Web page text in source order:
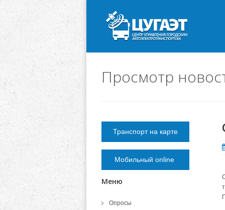
Просмотр
Транспорт на карте
Мобильный online
Меню
Опросы